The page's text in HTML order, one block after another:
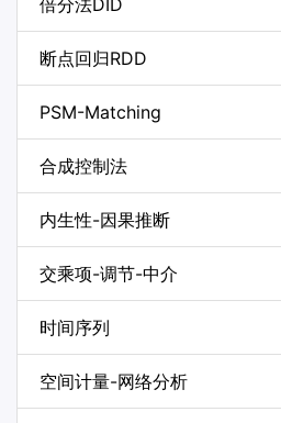
倍分法DID
断点回归RDD
PSM-Matching
合成控制法
内生性-因果推断
交乘项-调节-中介
时间序列
空间计量-网络分析